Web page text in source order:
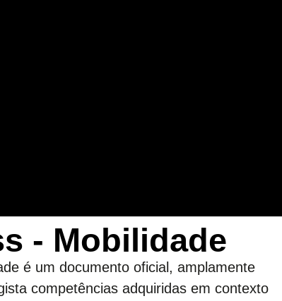
- Mobilidade
é um documento oficial, amplamente
competências adquiridas em contexto